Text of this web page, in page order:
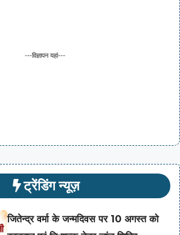
---विज्ञापन यहां---
ट्रेंडिंग न्यूज़
जितेन्द्र वर्मा के जन्मदिवस पर 10 अगस्त को